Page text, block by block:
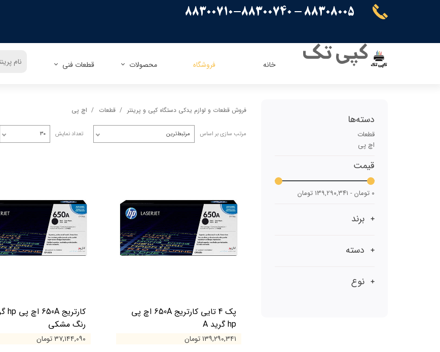
88308005 - 88300710-88300740
کپی تک خانه فروشگاه محصولات
کنون
اچ پی
برادر
میوا
قطعات فنی
اچ پی
پاناسونیک
توشیبا
فوجیتسو
ایویژن
فروش قطعات و لوازم یدکی دستگاه کپی و پرینتر قطعات اچ پی
مرتب سازی بر اساس مرتبط‌ترین تعداد نمایش ۳۰
پک 4 تایی کارتریج 650A اچ پی
hp گرید A
۱۳۹,۲۹۰,۳۴۱ تومان
رنگ مشکی
۳۷,۱۴۴,۰۹۰ تومان
دسته‌ها
قطعات
اچ پی
قیمت
۰ تومان - ۱۳۹,۲۹۰,۳۴۱ تومان
برند
دسته
نوع